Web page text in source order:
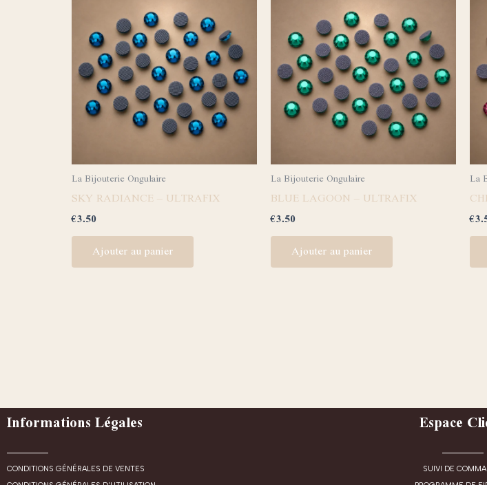
La Bijouterie Ongulaire
SKY RADIANCE – ULTRAFIX
€3.50
Ajouter au panier
La Bijouterie Ongulaire
BLUE LAGOON – ULTRAFIX
€3.50
Ajouter au panier
La
€
Informations Légales
CONDITIONS GÉNÉRALES DE VENTES
Espace
SUIVI DE